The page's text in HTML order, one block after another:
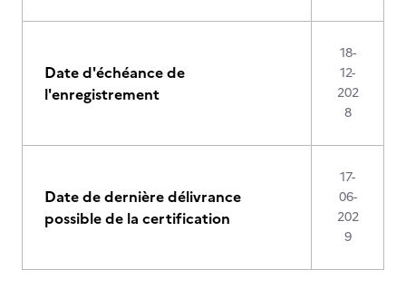
Date d'échéance de
l'enregistrement
18-
12-
202
8
Date de dernière délivrance
possible de la certification
17-
06-
202
9